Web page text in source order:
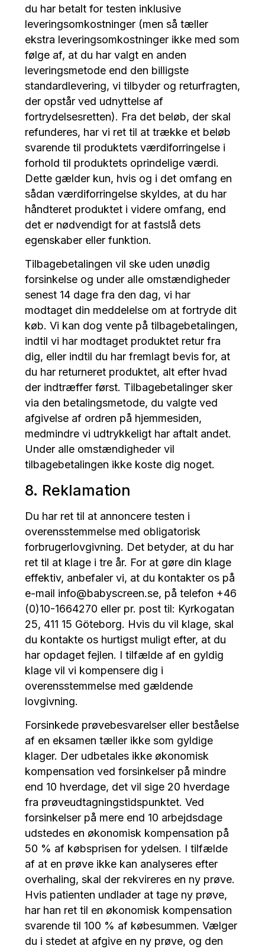
du har betalt for testen inklusive
leveringsomkostninger (men så tæller
ekstra leveringsomkostninger ikke med som
følge af, at du har valgt en anden
leveringsmetode end den billigste
standardlevering, vi tilbyder og returfragten,
der opstår ved udnyttelse af
fortrydelsesretten). Fra det beløb, der skal
refunderes, har vi ret til at trække et beløb
svarende til produktets værdiforringelse i
forhold til produktets oprindelige værdi.
Dette gælder kun, hvis og i det omfang en
sådan værdiforringelse skyldes, at du har
håndteret produktet i videre omfang, end
det er nødvendigt for at fastslå dets
egenskaber eller funktion.
Tilbagebetalingen vil ske uden unødig
forsinkelse og under alle omstændigheder
senest 14 dage fra den dag, vi har
modtaget din meddelelse om at fortryde dit
køb. Vi kan dog vente på tilbagebetalingen,
indtil vi har modtaget produktet retur fra
dig, eller indtil du har fremlagt bevis for, at
du har returneret produktet, alt efter hvad
der indtræffer først. Tilbagebetalinger sker
via den betalingsmetode, du valgte ved
afgivelse af ordren på hjemmesiden,
medmindre vi udtrykkeligt har aftalt andet.
Under alle omstændigheder vil
tilbagebetalingen ikke koste dig noget.
8. Reklamation
Du har ret til at annoncere testen i
overensstemmelse med obligatorisk
forbrugerlovgivning. Det betyder, at du har
ret til at klage i tre år. For at gøre din klage
effektiv, anbefaler vi, at du kontakter os på
e-mail info@babyscreen.se, på telefon +46
(0)10-1664270 eller pr. post til: Kyrkogatan
25, 411 15 Göteborg. Hvis du vil klage, skal
du kontakte os hurtigst muligt efter, at du
har opdaget fejlen. I tilfælde af en gyldig
klage vil vi kompensere dig i
overensstemmelse med gældende
lovgivning.
Forsinkede prøvebesvarelser eller beståelse
af en eksamen tæller ikke som gyldige
klager. Der udbetales ikke økonomisk
kompensation ved forsinkelser på mindre
end 10 hverdage, det vil sige 20 hverdage
fra prøveudtagningstidspunktet. Ved
forsinkelser på mere end 10 arbejdsdage
udstedes en økonomisk kompensation på
50 % af købsprisen for ydelsen. I tilfælde
af at en prøve ikke kan analyseres efter
overhaling, skal der rekvireres en ny prøve.
Hvis patienten undlader at tage ny prøve,
har han ret til en økonomisk kompensation
svarende til 100 % af købesummen. Vælger
du i stedet at afgive en ny prøve, og den